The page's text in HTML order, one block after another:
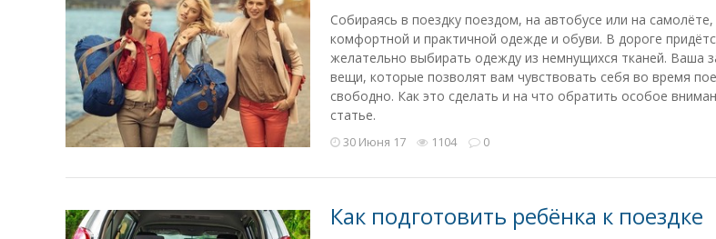
Собираясь в поездку поездом, на автобусе или на
комфортной и практичной одежде и обуви. В дороге
желательно выбирать одежду из немнущихся тканей. Ваша
вещи, которые позволят вам чувствовать себя во время
свободно. Как это сделать и на что обратить особое
статье.
30 Июня 17 1104 0
Как подготовить ребёнка к поездке